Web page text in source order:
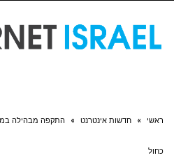
ראשי » חדשות אינטרנט » התקפה מבהילה
כחול